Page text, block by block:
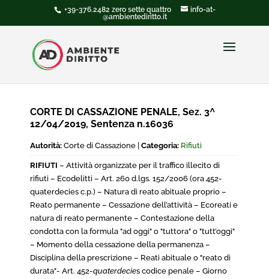
+39-376.2482 zero sette quattro
info-at-
@ambientediritto.it
CORTE DI CASSAZIONE PENALE, Sez. 3^
12/04/2019, Sentenza n.16036
Autorità: Corte di Cassazione | Categoria: Rifiuti
RIFIUTI – Attività organizzate per il traffico illecito di
rifiuti – Ecodelitti – Art. 260 d.lgs. 152/2006 (ora 452-
quaterdecies c.p.) – Natura di reato abituale proprio –
Reato permanente – Cessazione dell’attività – Ecoreati e
natura di reato permanente – Contestazione della
condotta con la formula "ad oggi" o "tuttora" o "tutt’oggi"
– Momento della cessazione della permanenza –
Disciplina della prescrizione – Reati abituale o "reato di
durata"- Art. 452-quaterdecies codice penale – Giorno